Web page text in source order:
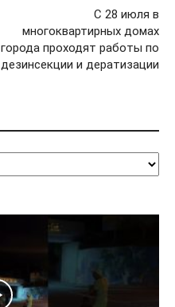
С 28 июля в
многоквартирных домах
города проходят работы по
дезинсекции и дератизации